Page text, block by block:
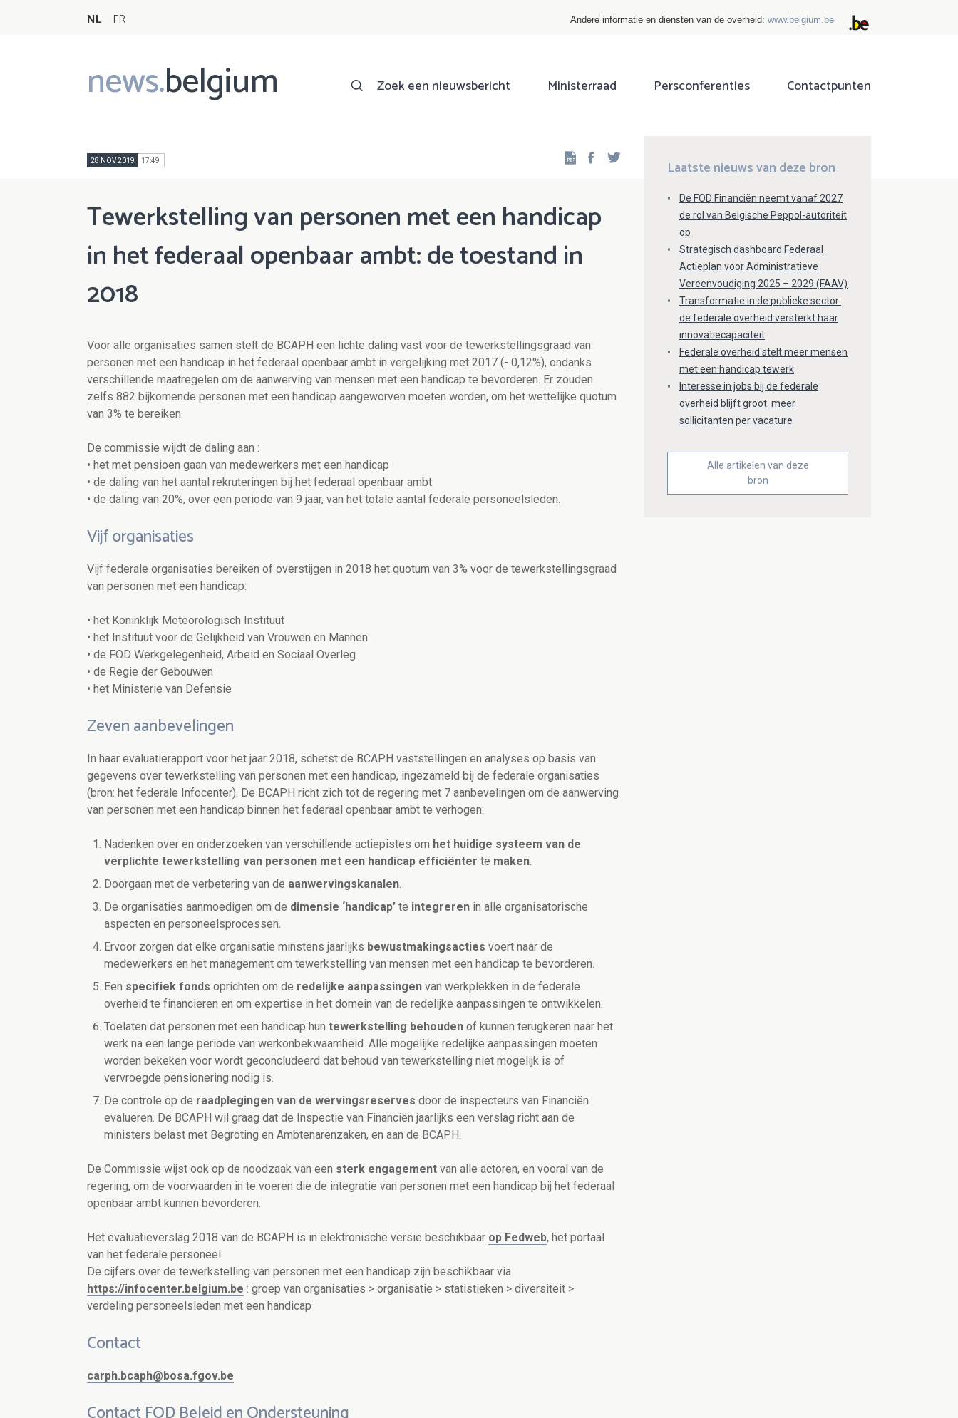
NL FR Andere informatie en diensten van de overheid: www.belgium.be
news.belgium
Main
navigation
Zoek een nieuwsbericht Ministerraad Persconferenties Contactpunten
28 NOV 2019 17:49 Facebook
Tewerkstelling van personen met een handicap
in het federaal openbaar ambt: de toestand in
2018
Voor alle organisaties samen stelt de BCAPH een lichte daling vast voor de tewerkstellingsgraad van
personen met een handicap in het federaal openbaar ambt in vergelijking met 2017 (- 0,12%), ondanks
verschillende maatregelen om de aanwerving van mensen met een handicap te bevorderen. Er zouden
zelfs 882 bijkomende personen met een handicap aangeworven moeten worden, om het wettelijke quotum
van 3% te bereiken.
De commissie wijdt de daling aan :
• het met pensioen gaan van medewerkers met een handicap
• de daling van het aantal rekruteringen bij het federaal openbaar ambt
• de daling van 20%, over een periode van 9 jaar, van het totale aantal federale personeelsleden.
Vijf organisaties
Vijf federale organisaties bereiken of overstijgen in 2018 het quotum van 3% voor de tewerkstellingsgraad
van personen met een handicap:
• het Koninklijk Meteorologisch Instituut
• het Instituut voor de Gelijkheid van Vrouwen en Mannen
• de FOD Werkgelegenheid, Arbeid en Sociaal Overleg
• de Regie der Gebouwen
• het Ministerie van Defensie
Zeven aanbevelingen
In haar evaluatierapport voor het jaar 2018, schetst de BCAPH vaststellingen en analyses op basis van
gegevens over tewerkstelling van personen met een handicap, ingezameld bij de federale organisaties
(bron: het federale Infocenter). De BCAPH richt zich tot de regering met 7 aanbevelingen om de aanwerving
van personen met een handicap binnen het federaal openbaar ambt te verhogen:
Nadenken over en onderzoeken van verschillende actiepistes om het huidige systeem van de
verplichte tewerkstelling van personen met een handicap efficiënter te maken.
Doorgaan met de verbetering van de aanwervingskanalen.
De organisaties aanmoedigen om de dimensie ‘handicap’ te integreren in alle organisatorische
aspecten en personeelsprocessen.
Ervoor zorgen dat elke organisatie minstens jaarlijks bewustmakingsacties voert naar de
medewerkers en het management om tewerkstelling van mensen met een handicap te bevorderen.
Een specifiek fonds oprichten om de redelijke aanpassingen van werkplekken in de federale
overheid te financieren en om expertise in het domein van de redelijke aanpassingen te ontwikkelen.
Toelaten dat personen met een handicap hun tewerkstelling behouden of kunnen terugkeren naar het
werk na een lange periode van werkonbekwaamheid. Alle mogelijke redelijke aanpassingen moeten
worden bekeken voor wordt geconcludeerd dat behoud van tewerkstelling niet mogelijk is of
vervroegde pensionering nodig is.
De controle op de raadplegingen van de wervingsreserves door de inspecteurs van Financiën
evalueren. De BCAPH wil graag dat de Inspectie van Financiën jaarlijks een verslag richt aan de
ministers belast met Begroting en Ambtenarenzaken, en aan de BCAPH.
De Commissie wijst ook op de noodzaak van een sterk engagement van alle actoren, en vooral van de
regering, om de voorwaarden in te voeren die de integratie van personen met een handicap bij het federaal
openbaar ambt kunnen bevorderen.
Het evaluatieverslag 2018 van de BCAPH is in elektronische versie beschikbaar op Fedweb, het portaal
van het federale personeel.
De cijfers over de tewerkstelling van personen met een handicap zijn beschikbaar via
https://infocenter.belgium.be : groep van organisaties > organisatie > statistieken > diversiteit >
verdeling personeelsleden met een handicap
Contact
carph.bcaph@bosa.fgov.be
Laatste nieuws van deze bron
De FOD Financiën neemt vanaf 2027
de rol van Belgische Peppol-autoriteit
op
Strategisch dashboard Federaal
Actieplan voor Administratieve
Vereenvoudiging 2025 – 2029 (FAAV)
Transformatie in de publieke sector:
de federale overheid versterkt haar
innovatiecapaciteit
Federale overheid stelt meer mensen
met een handicap tewerk
Interesse in jobs bij de federale
overheid blijft groot: meer
sollicitanten per vacature
Alle artikelen van deze
bron